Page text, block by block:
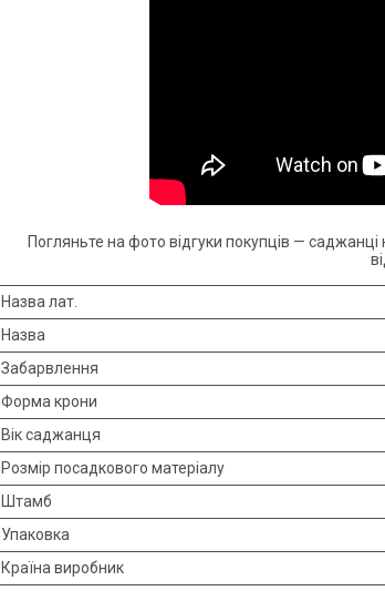
Погляньте на фото відгуки покупців —
Назва лат.
Назва
Забарвлення
Форма крони
Вік саджанця
Розмір посадкового матеріалу
Штамб
Упаковка
Країна виробник